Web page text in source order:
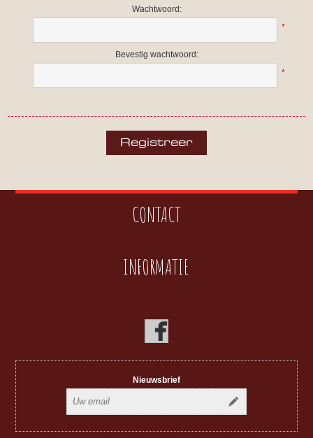
Wachtwoord:
*
Bevestig wachtwoord:
*
CONTACT
INFORMATIE
Nieuwsbrief